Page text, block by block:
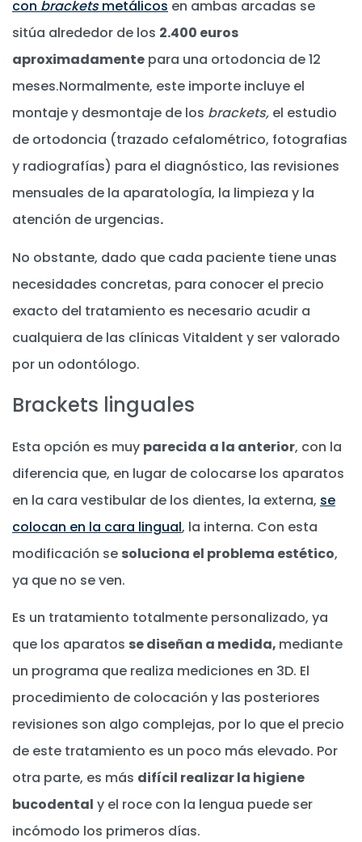
con bracketsmetálicos en ambas arcadas se
sitúa alrededor de los 2.400 euros
aproximadamente para una ortodoncia de 12
meses.Normalmente, este importe incluye el
montaje y desmontaje de los brackets, el estudio
de ortodoncia (trazado cefalométrico, fotografias
y radiografías) para el diagnóstico, las revisiones
mensuales de la aparatología, la limpieza y la
atención de urgencias.
No obstante, dado que cada paciente tiene unas
necesidades concretas, para conocer el precio
exacto del tratamiento es necesario acudir a
cualquiera de las clínicas Vitaldent y ser valorado
por un odontólogo.
Brackets linguales
Esta opción es muy parecida a la anterior, con la
diferencia que, en lugar de colocarse los aparatos
en la cara vestibular de los dientes, la externa, se
colocan en la cara lingual, la interna. Con esta
modificación se soluciona el problema estético,
ya que no se ven.
Es un tratamiento totalmente personalizado, ya
que los aparatos se diseñan a medida, mediante
un programa que realiza mediciones en 3D. El
procedimiento de colocación y las posteriores
revisiones son algo complejas, por lo que el precio
de este tratamiento es un poco más elevado. Por
otra parte, es más difícil realizar la higiene
bucodental y el roce con la lengua puede ser
incómodo los primeros días.